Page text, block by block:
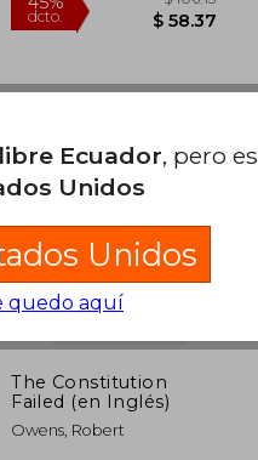
The Constitution
Failed (en Inglés)
Owens, Robert
Ecuador, pero
Unidos
Unidos
quedo aquí